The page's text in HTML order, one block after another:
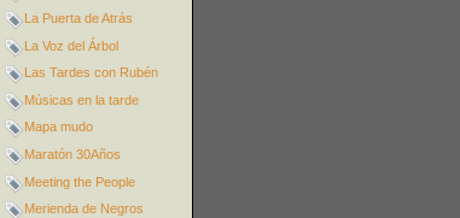
La Puerta de Atrás
La Voz del Árbol
Las Tardes con Rubén
Músicas en la tarde
Mapa mudo
Maratón 30Años
Meeting the People
Merienda de Negros